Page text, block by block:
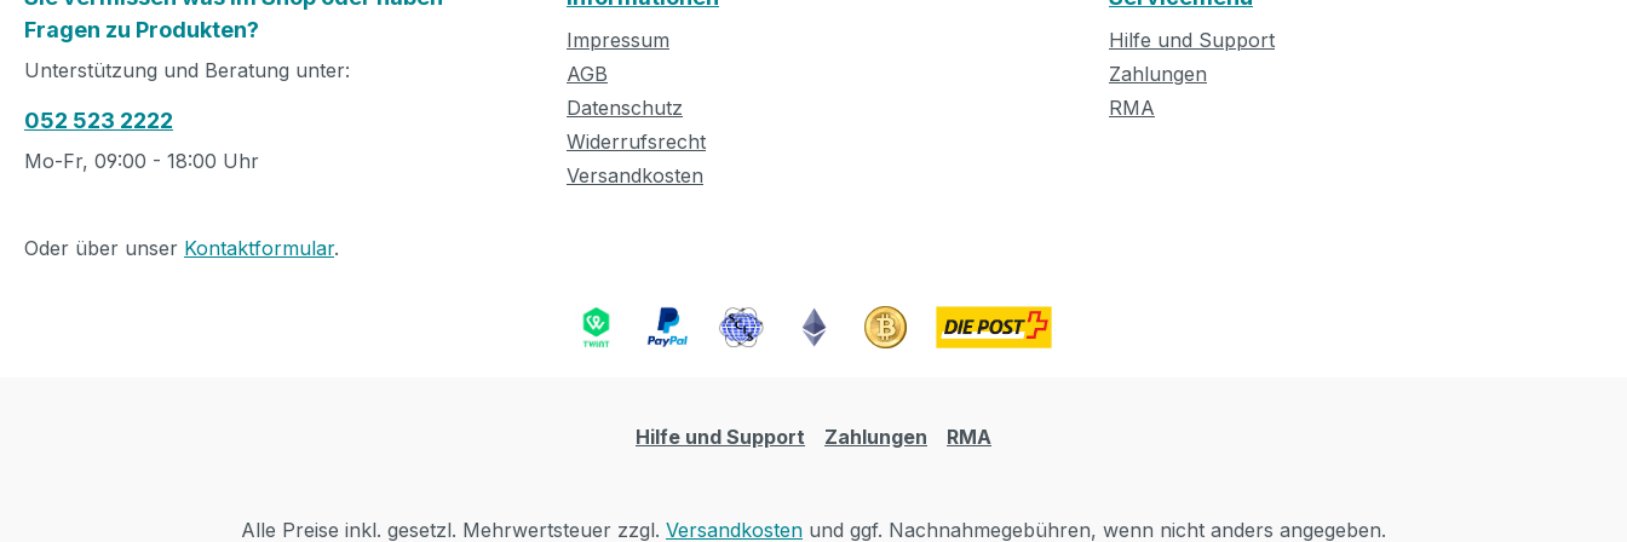
Fragen zu Produkten?
Unterstützung und Beratung unter:
052 523 2222
Mo-Fr, 09:00 - 18:00 Uhr
Oder über unser Kontaktformular.
Impressum
AGB
Datenschutz
Widerrufsrecht
Versandkosten
Hilfe und Support
Zahlungen
RMA
Hilfe und Support Zahlungen RMA
Alle Preise inkl. gesetzl. Mehrwertsteuer zzgl. Versandkosten und ggf. Nachnahmegebühren, wenn nicht anders angegeben.